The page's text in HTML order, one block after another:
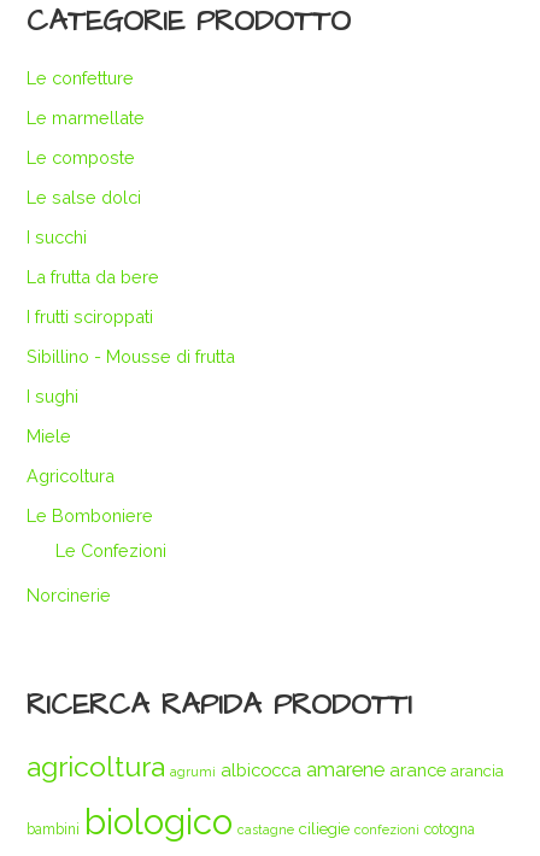
CATEGORIE PRODOTTO
Le confetture
Le marmellate
Le composte
Le salse dolci
I succhi
La frutta da bere
I frutti sciroppati
Sibillino - Mousse di frutta
I sughi
Miele
Agricoltura
Le Bomboniere
Le Confezioni
Norcinerie
RICERCA RAPIDA PRODOTTI
agricoltura agrumi albicocca amarene arance arancia
bambini biologico castagne ciliegie confezioni cotogna